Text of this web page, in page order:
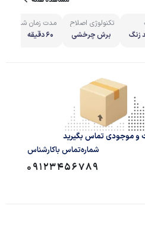
زنگ
تکنولوژی اصلاح
برش چرخشی
مدت زمان شارژ کامل
60 دقیقه
و موجودی تماس بگیرید
شماره‌تماس‌ با‌کارشناس
09123456789